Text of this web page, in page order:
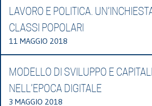
LAVORO E POLITICA.
CLASSI POPOLARI
11 MAGGIO 2018
MODELLO DI SVILUPPO E
NELL’EPOCA DIGITALE
3 MAGGIO 2018